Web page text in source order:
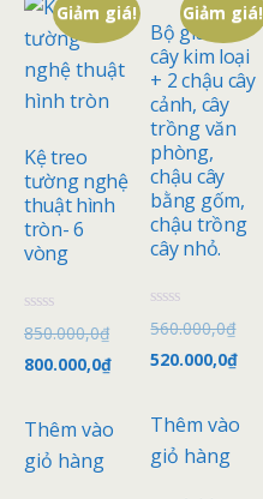
Giảm giá!
Kệ treo
tường nghệ
thuật hình
tròn- 6
vòng
Đ
ư
ợ
c
p
h
n
850.000,0₫
800.000,0₫
Thêm vào
giỏ hàng
Giảm giá!
Bộ giá đỡ
cây kim loại
+ 2 chậu cây
cảnh, cây
trồng văn
phòng,
chậu cây
bằng gốm,
chậu trồng
cây nhỏ.
Đ
ư
ợ
c
p
h
n
560.000,0₫
520.000,0₫
Thêm vào
giỏ hàng